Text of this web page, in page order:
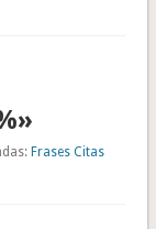
Frases Citas